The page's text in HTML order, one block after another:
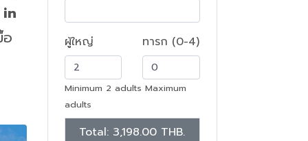
ผู้ใหญ่ ทารก (0-4)
Minimum 2 adults Maximum
adults
Total: 3,198.00 THB.